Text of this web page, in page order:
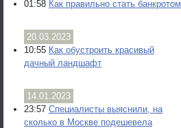
01:58 Как правильно стать банкротом
20.03.2023
10:55 Как обустроить красивый
дачный ландшафт
14.01.2023
23:57 Специалисты выяснили, на
сколько в Москве подешевела